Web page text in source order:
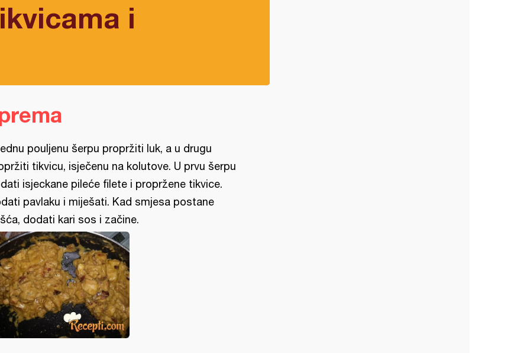
i
pouljenu šerpu propržiti luk, a u drugu
tikvicu, isječenu na kolutove. U prvu šerpu
isjeckane pileće filete i propržene tikvice.
pavlaku i miješati. Kad smjesa postane
dodati kari sos i začine.